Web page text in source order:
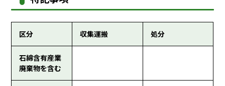
区分 収集運搬 処分
石綿含有産業
廃棄物を含む